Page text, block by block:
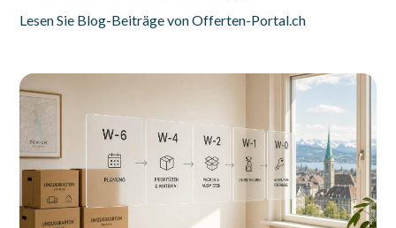
Lesen Sie Blog-Beiträge von Offerten-Portal.ch